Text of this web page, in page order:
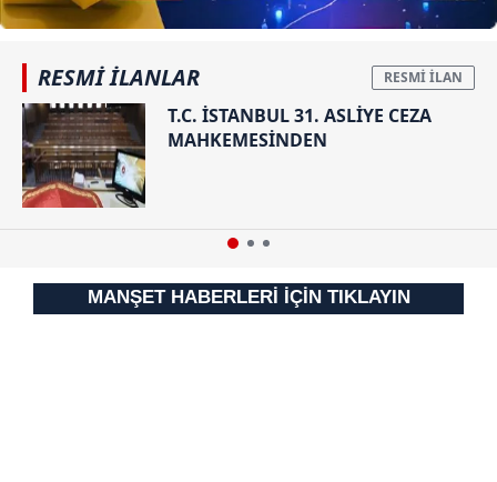
RESMİ İLANLAR
T.C. İSTANBUL 31. ASLİYE CEZA
MAHKEMESİNDEN
MANŞET HABERLERİ İÇİN TIKLAYIN